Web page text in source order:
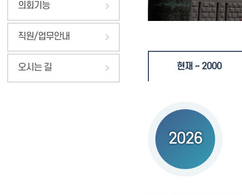
의회기능
직원/업무안내
오시는 길 현재 ~ 2000
2026